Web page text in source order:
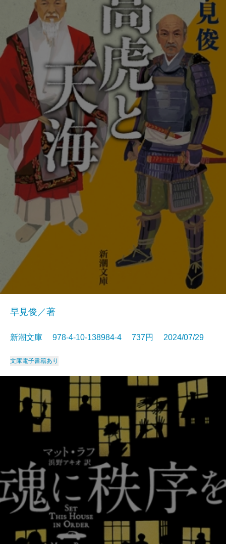
早見俊／著
新潮文庫 978-4-10-138984-4 737円 2024/07/29
文庫電子書籍あり